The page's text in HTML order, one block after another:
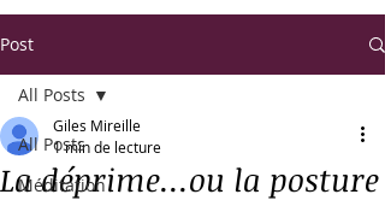
Post
All Posts
Méditation
All Posts
La déprime...ou la posture
Giles Mireille
1 min de lecture